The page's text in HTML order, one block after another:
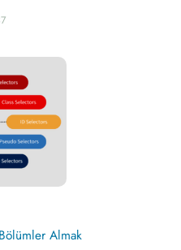
Almak